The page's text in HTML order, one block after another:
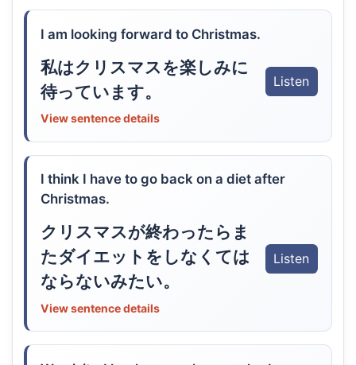
I am looking forward to Christmas.
私はクリスマスを楽しみに
待っています。
Listen
View sentence details
I think I have to go back on a diet after
Christmas.
クリスマスが終わったらま
たダイエットをしなくては
ならないみたい。
Listen
View sentence details